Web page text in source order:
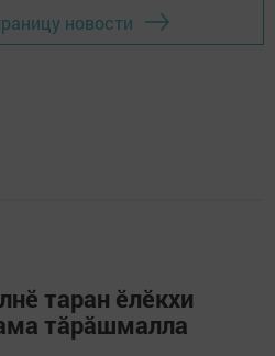
новости
таран ӗлӗкхи
тăрăшмалла